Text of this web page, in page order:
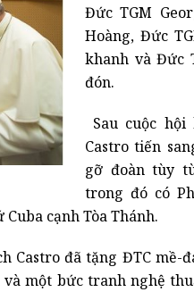
Đức TGM
Hoàng, Đức
khanh và Đức
đón.
Sau cuộc
Castro tiến
gỡ đoàn tùy
trong đó có
cạnh Tòa Thánh.
Castro đã tặng ĐTC
và một bức tranh nghệ